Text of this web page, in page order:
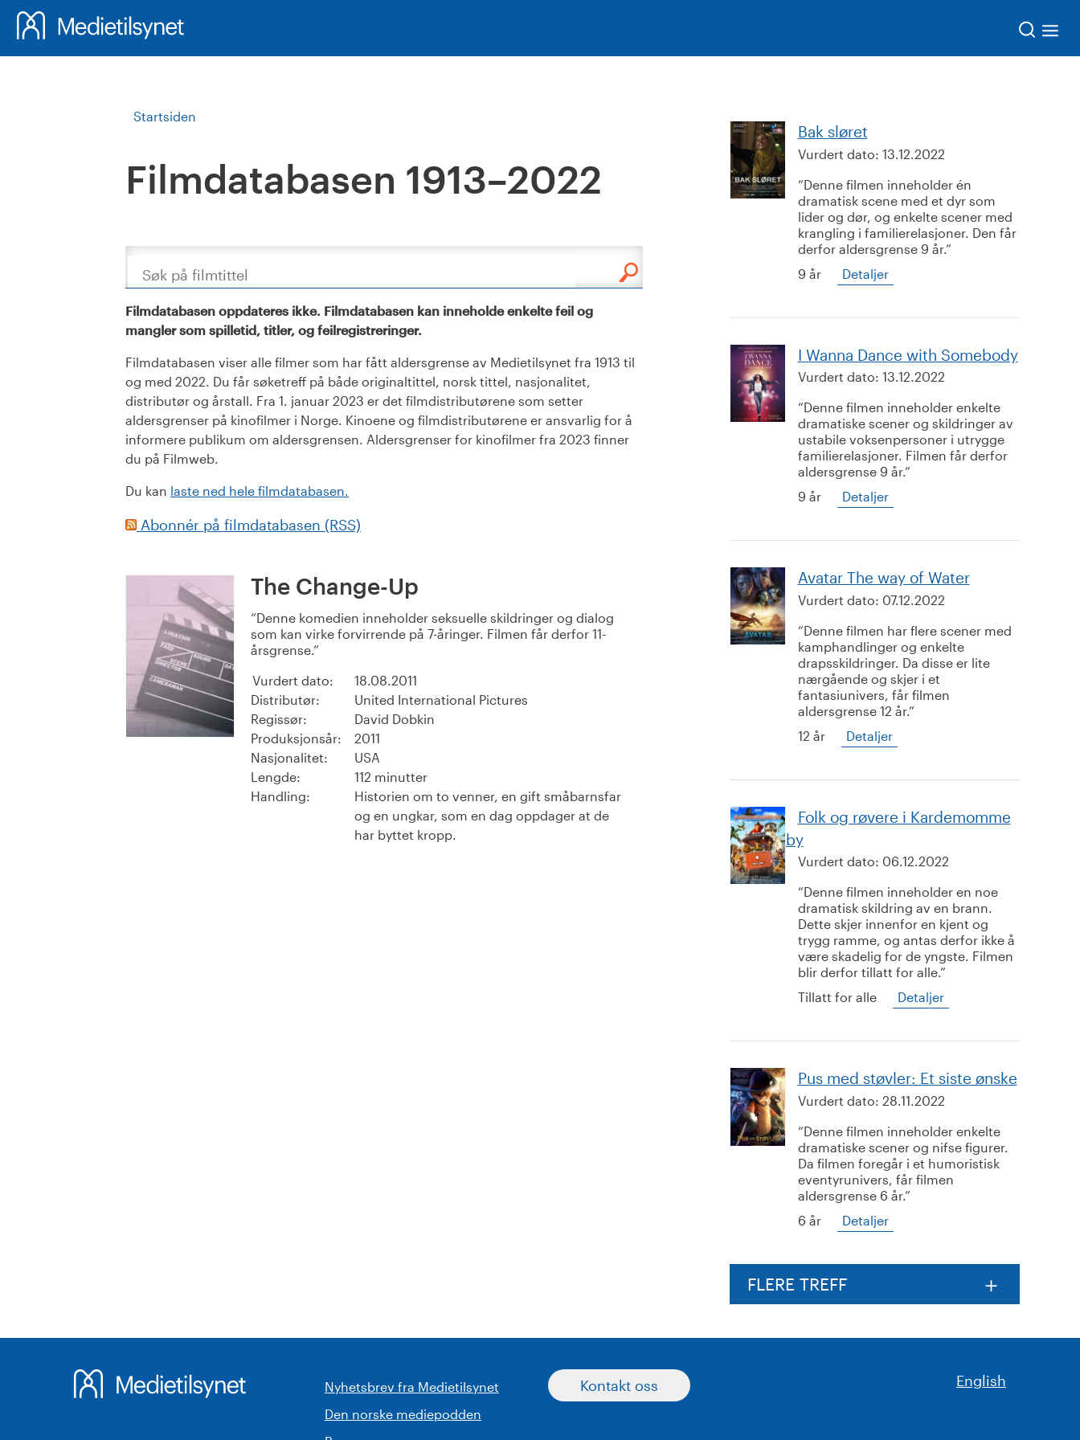
Startsiden
Filmdatabasen 1913–2022
Søk
Filmdatabasen oppdateres ikke. Filmdatabasen kan inneholde enkelte feil og
mangler som spilletid, titler, og feilregistreringer.
Filmdatabasen viser alle filmer som har fått aldersgrense av Medietilsynet fra 1913 til
og med 2022. Du får søketreff på både originaltittel, norsk tittel, nasjonalitet,
distributør og årstall. Fra 1. januar 2023 er det filmdistributørene som setter
aldersgrenser på kinofilmer i Norge. Kinoene og filmdistributørene er ansvarlig for å
informere publikum om aldersgrensen. Aldersgrenser for kinofilmer fra 2023 finner
du på Filmweb.
Du kan laste ned hele filmdatabasen.
Abonnér på filmdatabasen (RSS)
The Change-Up
Denne komedien inneholder seksuelle skildringer og dialog
som kan virke forvirrende på 7-åringer. Filmen får derfor 11-
årsgrense.
Vurdert dato:
18.08.2011
Distributør:
United International Pictures
Regissør:
David Dobkin
Produksjonsår:
2011
Nasjonalitet:
USA
Lengde:
112 minutter
Handling:
Historien om to venner, en gift småbarnsfar
og en ungkar, som en dag oppdager at de
har byttet kropp.
Bak sløret
Vurdert dato: 13.12.2022
Denne filmen inneholder én
dramatisk scene med et dyr som
lider og dør, og enkelte scener med
krangling i familierelasjoner. Den får
derfor aldersgrense 9 år.
9 år
Detaljer
I Wanna Dance with Somebody
Vurdert dato: 13.12.2022
Denne filmen inneholder enkelte
dramatiske scener og skildringer av
ustabile voksenpersoner i utrygge
familierelasjoner. Filmen får derfor
aldersgrense 9 år.
9 år
Detaljer
Avatar The way of Water
Vurdert dato: 07.12.2022
Denne filmen har flere scener med
kamphandlinger og enkelte
drapsskildringer. Da disse er lite
nærgående og skjer i et
fantasiunivers, får filmen
aldersgrense 12 år.
12 år
Detaljer
Folk og røvere i Kardemomme
by
Vurdert dato: 06.12.2022
Denne filmen inneholder en noe
dramatisk skildring av en brann.
Dette skjer innenfor en kjent og
trygg ramme, og antas derfor ikke å
være skadelig for de yngste. Filmen
blir derfor tillatt for alle.
Tillatt for alle
Detaljer
Pus med støvler: Et siste ønske
Vurdert dato: 28.11.2022
Denne filmen inneholder enkelte
dramatiske scener og nifse figurer.
Da filmen foregår i et humoristisk
eventyrunivers, får filmen
aldersgrense 6 år.
6 år
Detaljer
FLERE TREFF
Nyhetsbrev fra Medietilsynet
Den norske mediepodden
Kontakt oss English